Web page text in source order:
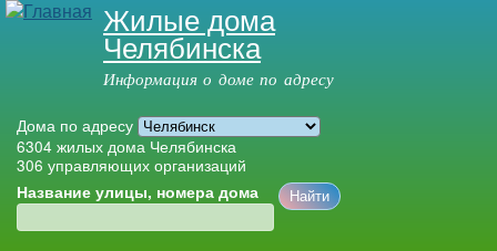
Перейти к
основному
содержанию
Жилые дома
Челябинска
Информация о доме по адресу
Дома по адресу
6304 жилых дома Челябинска
306 управляющих организаций
Название улицы, номера дома